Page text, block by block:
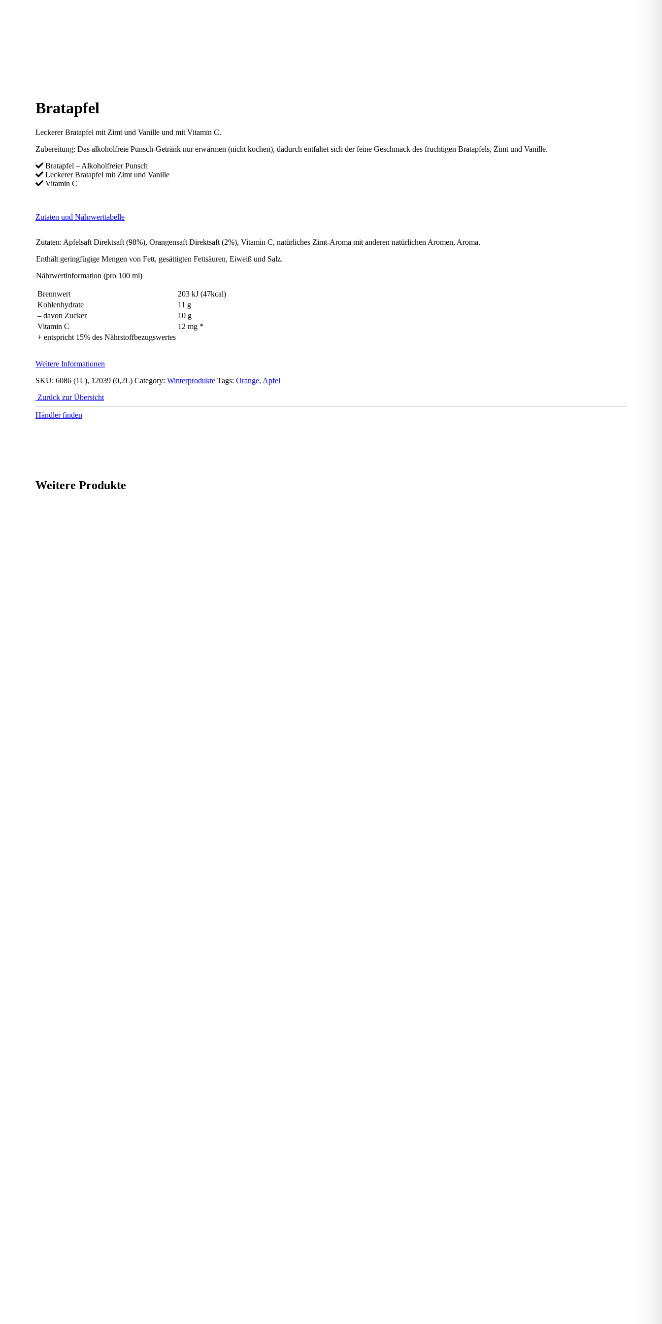
Bratapfel
Leckerer Bratapfel mit Zimt und Vanille und mit Vitamin C.
Zubereitung: Das alkoholfreie Punsch-Getränk nur erwärmen (nicht kochen), dadurch entfaltet sich der feine Geschmack des fruchtigen Bratapfels, Zimt und Vanille.
Bratapfel – Alkoholfreier Punsch
Leckerer Bratapfel mit Zimt und Vanille
Vitamin C
Zutaten und Nährwerttabelle
Zutaten: Apfelsaft Direktsaft (98%), Orangensaft Direktsaft (2%), Vitamin C, natürliches Zimt-Aroma mit anderen natürlichen Aromen, Aroma.
Enthält geringfügige Mengen von Fett, gesättigten Fettsäuren, Eiweiß und Salz.
Nährwertinformation (pro 100 ml)
Brennwert
203 kJ (47kcal)
Kohlenhydrate
11 g
– davon Zucker
10 g
Vitamin C
12 mg *
+ entspricht 15% des Nährstoffbezugswertes
Weitere Informationen
SKU: 6086 (1L), 12039 (0,2L) Category: Winterprodukte Tags: Orange, Apfel
Zurück zur Übersicht
Händler finden
Weitere Produkte